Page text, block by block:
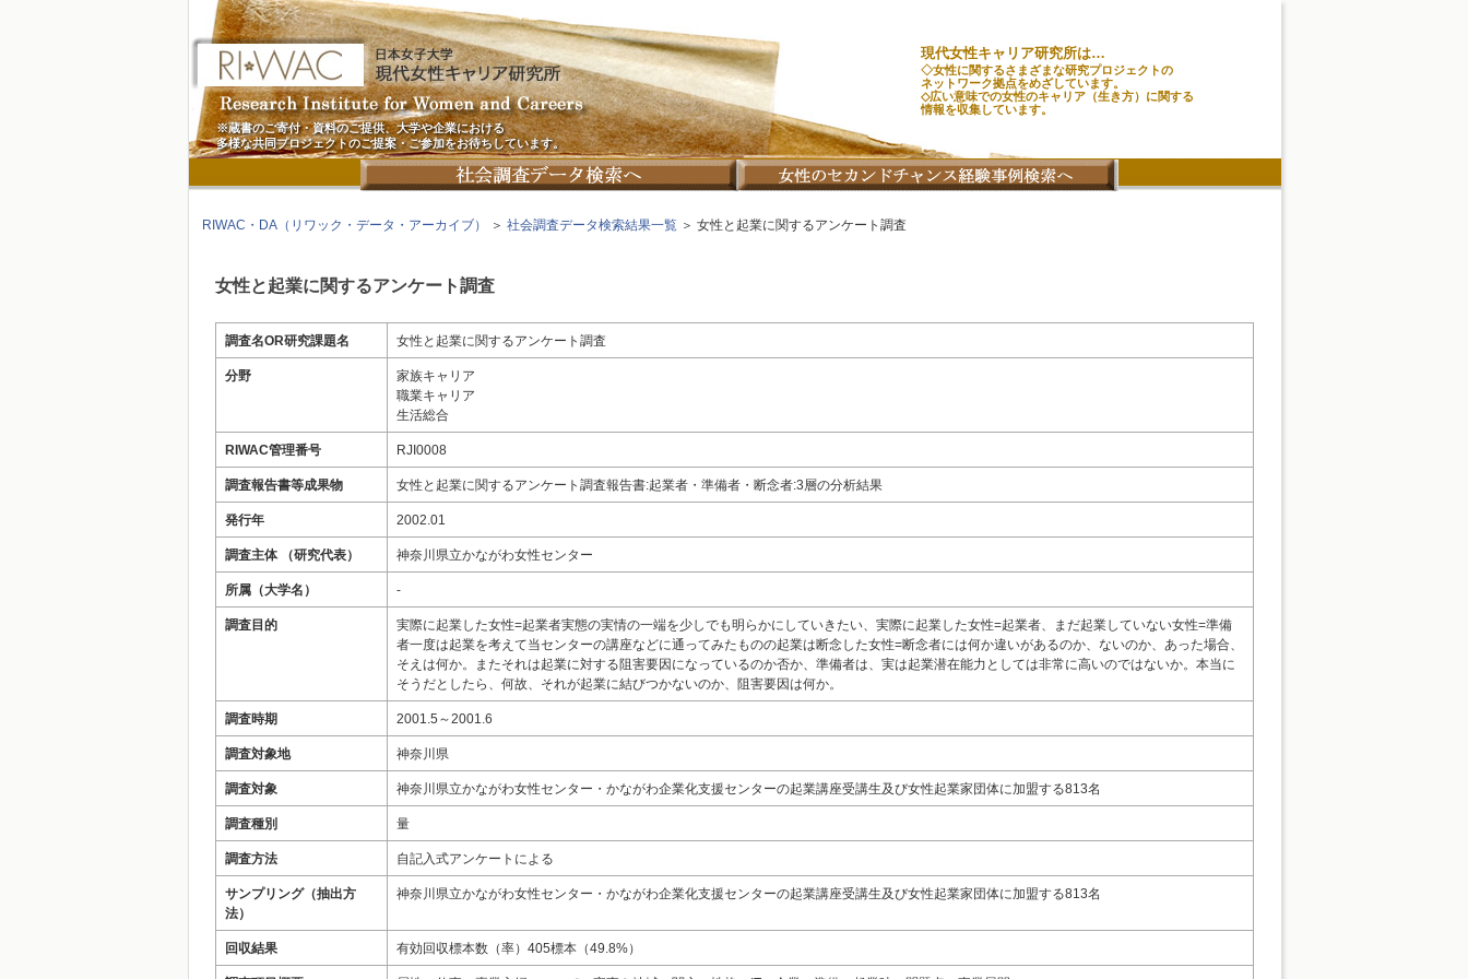
※蔵書のご寄付・資料のご提供、大学や企業における
多様な共同プロジェクトのご提案・ご参加をお待ちしています。
現代女性キャリア研究所は…
◇女性に関するさまざまな研究プロジェクトの
ネットワーク拠点をめざしています。
◇広い意味での女性のキャリア（生き方）に関する
情報を収集しています。
RIWAC・DA（リワック・データ・アーカイブ） ＞ 社会調査データ検索結果一覧＞ 女性と起業に関するアンケート調査
女性と起業に関するアンケート調査
調査名OR研究課題名 女性と起業に関するアンケート調査
分野
家族キャリア
職業キャリア
生活総合
RIWAC管理番号 RJI0008
調査報告書等成果物 女性と起業に関するアンケート調査報告書:起業者・準備者・断念者:3層の分析結果
発行年 2002.01
調査主体 （研究代表） 神奈川県立かながわ女性センター
所属（大学名） -
調査目的
実際に起業した女性=起業者実態の実情の一端を少しでも明らかにしていきたい、実際に起業した女性=起業者、まだ起業していない女性=準備
者一度は起業を考えて当センターの講座などに通ってみたものの起業は断念した女性=断念者には何か違いがあるのか、ないのか、あった場合、
そえは何か。またそれは起業に対する阻害要因になっているのか否か、準備者は、実は起業潜在能力としては非常に高いのではないか。本当に
そうだとしたら、何故、それが起業に結びつかないのか、阻害要因は何か。
調査時期 2001.5～2001.6
調査対象地 神奈川県
調査対象 神奈川県立かながわ女性センター・かながわ企業化支援センターの起業講座受講生及び女性起業家団体に加盟する813名
調査種別 量
調査方法 自記入式アンケートによる
サンプリング（抽出方
法）
神奈川県立かながわ女性センター・かながわ企業化支援センターの起業講座受講生及び女性起業家団体に加盟する813名
回収結果 有効回収標本数（率）405標本（49.8%）